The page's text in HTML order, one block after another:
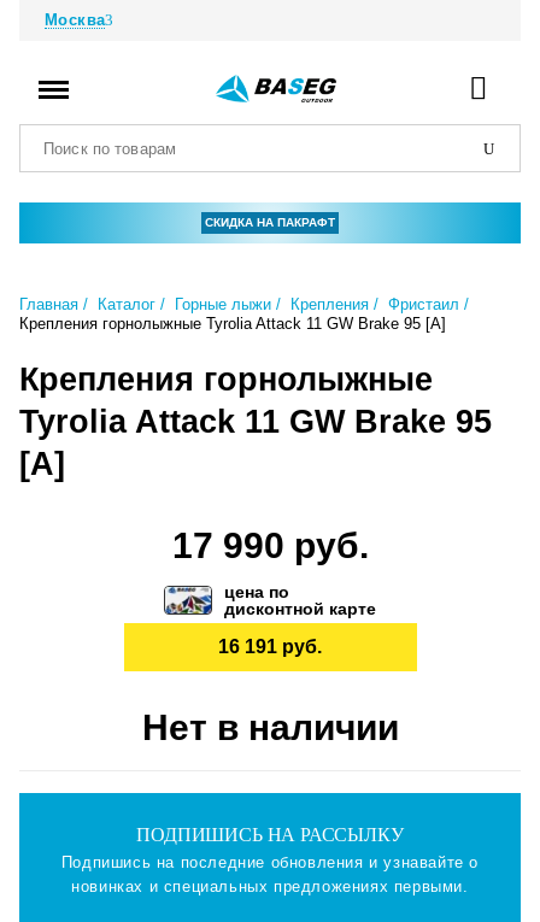
Москва
СКИДКА НА ПАКРАФТ
Главная Каталог Горные лыжи Крепления
Фристаил
Крепления горнолыжные Tyrolia Attack 11 GW Brake 95 [A]
Крепления горнолыжные
Tyrolia Attack 11 GW Brake 95
[A]
17 990 руб.
цена по
дисконтной карте
16 191 руб.
Нет в наличии
ПОДПИШИСЬ НА РАССЫЛКУ
Подпишись на последние обновления и узнавайте о
новинках и специальных предложениях первыми.